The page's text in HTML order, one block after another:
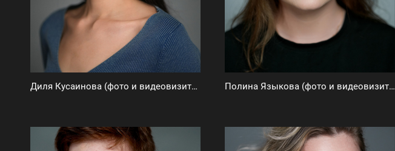
Диля Кусаинова (фото и видеовизитка) Полина Языкова (фото и видеовизитка)